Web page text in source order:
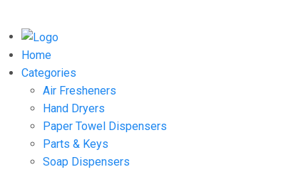
Home
Categories
Air Fresheners
Hand Dryers
Paper Towel Dispensers
Parts & Keys
Soap Dispensers